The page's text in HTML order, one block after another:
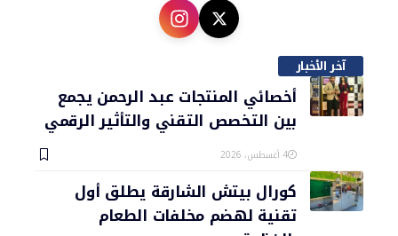
آخر الأخبار
أخصائي المنتجات عبد الرحمن يجمع
بين التخصص التقني والتأثير الرقمي
4 أغسطس، 2026
كورال بيتش الشارقة يطلق أول
تقنية لهضم مخلفات الطعام